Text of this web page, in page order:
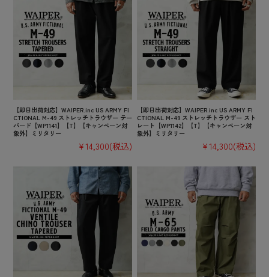
【即日出荷対応】WAIPER.inc US ARMY FI
CTIONAL M-49 ストレッチトラウザー テー
パード【WP1141】【T】【キャンペーン対
象外】ミリタリー
¥14,300(税込)
【即日出荷対応】WAIPER.inc US ARMY FI
CTIONAL M-49 ストレッチトラウザー スト
レート【WP1142】【T】【キャンペーン対
象外】ミリタリー
¥14,300(税込)